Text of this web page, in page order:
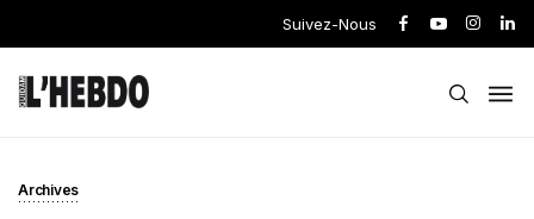
Suivez-Nous
Archives